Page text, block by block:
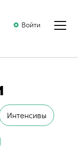
Войти
Интенсивы